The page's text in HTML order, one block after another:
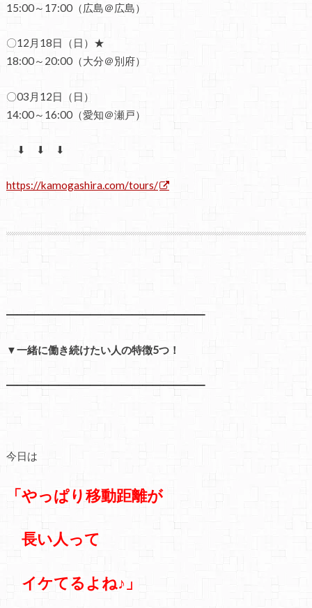
15:00～17:00（広島＠広島）
〇12月18日（日）★
18:00～20:00（大分＠別府）
〇03月12日（日）
14:00～16:00（愛知＠瀬戸）
⬇ ⬇ ⬇
https://kamogashira.com/tours/
━━━━━━━━━━━━━━━━━━━
▼一緒に働き続けたい人の特徴5つ！
━━━━━━━━━━━━━━━━━━━
今日は
「やっぱり移動距離が
長い人って
イケてるよね♪」